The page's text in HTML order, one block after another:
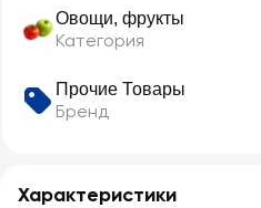
Овощи, фрукты
Категория
Прочие Товары
Бренд
Характеристики